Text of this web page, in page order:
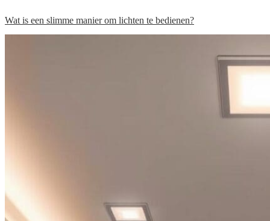
Wat is een slimme manier om lichten te bedienen?